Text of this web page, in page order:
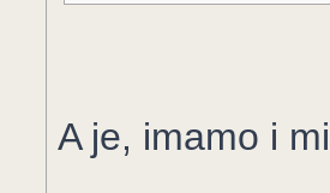
A je, imamo i